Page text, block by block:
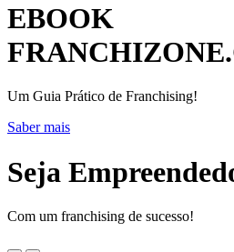
EBOOK
Um Guia Prático de Franchising!
Saber mais
Seja
Com um franchising de sucesso!